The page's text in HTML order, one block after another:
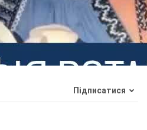
Підписатися